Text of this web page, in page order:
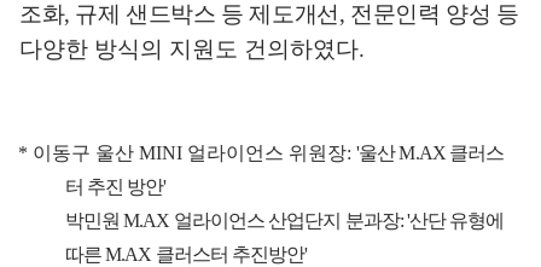
조화, 규제 샌드박스 등 제도개선, 전문인력 양성 등
다양한 방식의 지원도 건의하였다.
* 이동구 울산MINI 얼라이언스 위원장:'울산M.AX클러스
터 추진 방안'
박민원M.AX 얼라이언스 산업단지 분과장: '산단 유형에
따른M.AX 클러스터 추진방안'